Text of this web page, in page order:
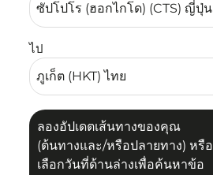
ไป
ลองอัปเดตเส้นทางของคุณ
(ต้นทางและ/หรือปลายทาง) หรือ
เลือกวันที่ด้านล่างเพื่อค้นหาข้อ